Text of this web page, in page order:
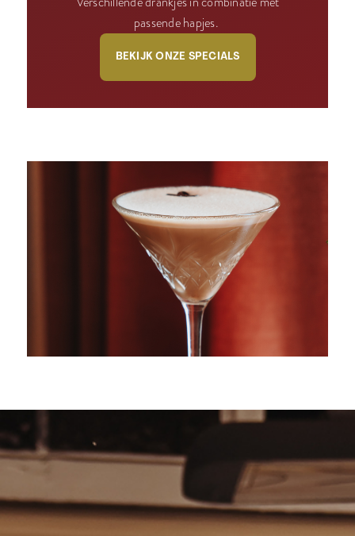
passende hapjes.
BEKIJK ONZE SPECIALS